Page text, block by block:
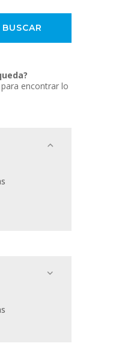
encontrar lo